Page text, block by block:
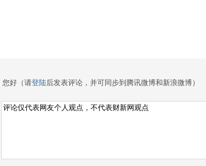
您好（请登陆后发表评论，并可同步到腾讯微博和新浪微博）